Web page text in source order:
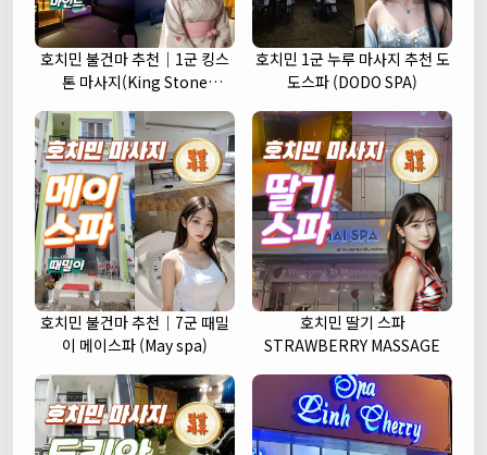
호치민 불건마 추천｜1군 킹스
톤 마사지(King Stone
호치민 1군 누루 마사지 추천 도
도스파 (DODO SPA)
호치민 불건마 추천｜7군 때밀
이 메이스파 (May spa)
호치민 딸기 스파
STRAWBERRY MASSAGE